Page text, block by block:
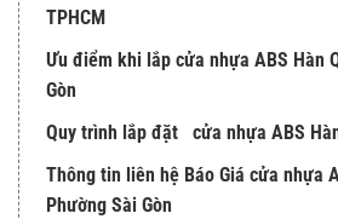
TPHCM
Ưu điểm khi lắp cửa nhựa ABS Hàn
Gòn
Quy trình lắp đặt cửa nhựa ABS
Thông tin liên hệ Báo Giá cửa nhựa
Phường Sài Gòn